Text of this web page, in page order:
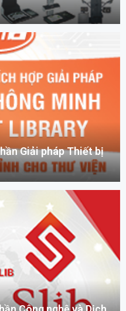
Giải pháp Thiết bị